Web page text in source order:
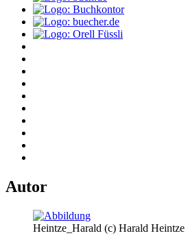
Autor
Heintze_Harald (c) Harald Heintze